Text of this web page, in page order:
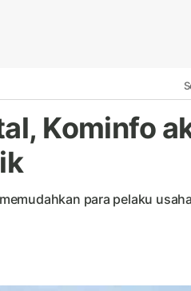
Kominfo
para pelaku